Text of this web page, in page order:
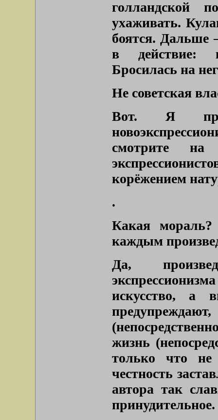
голландской
ухаживать.
боятся. Дальше
в действие:
Бросилась на
Не советская
Вот. Я
смотрите
корёжением
.
Какая
каждым
Да,
искусство, а
жизнь
только что не
честность
автора так
принудительное.